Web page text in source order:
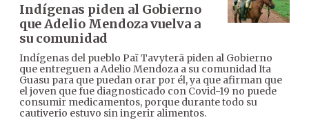
Indígenas piden al Gobierno
que Adelio Mendoza vuelva a
su comunidad
Indígenas del pueblo Paĩ Tavyterã piden al Gobierno
que entreguen a Adelio Mendoza a su comunidad Ita
Guasu para que puedan orar por él, ya que afirman que
el joven que fue diagnosticado con Covid-19 no puede
consumir medicamentos, porque durante todo su
cautiverio estuvo sin ingerir alimentos.